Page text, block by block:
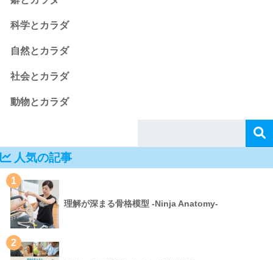
科学とカラダ
自然とカラダ
社会とカラダ
動物とカラダ
人気の記事
1
理解が深まる骨格模型 -Ninja Anatomy-
2